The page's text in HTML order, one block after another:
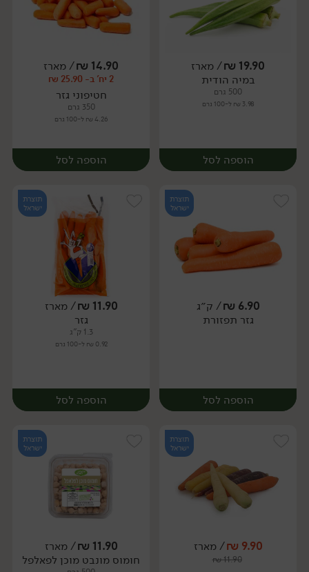
מארז מארז
19.90
₪/ מארז
במיה הודית
500 גרם
3.98 ₪ ל-100 גרם
הוספה לסל
מארז
14.90
₪/ מארז
2 יח' ב- 25.90 ₪
חטיפוני גזר
350 גרם
4.26 ₪ ל-100 גרם
הוספה לסל
מארז
תוצרת
ישראל
6.90
₪/ ק״ג
גזר תפזורת
הוספה לסל
תוצרת
ישראל
11.90
₪/ מארז
גזר
1.3 ק"ג
0.92 ₪ ל-100 גרם
הוספה לסל
מארז
תוצרת
ישראל
9.90
₪/ מארז
11.90
₪
תוצרת
ישראל
11.90
₪/ מארז
חומוס מונבט מוכן לפאלפל